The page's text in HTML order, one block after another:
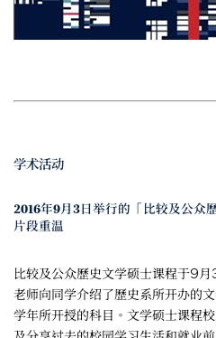
学术活动
2016年9月3日举行的「比较及公众
片段重温
比较及公众歷史文学硕士课程于9
老师向同学介绍了歷史系所开办的
学年所开授的科目。文学硕士课程